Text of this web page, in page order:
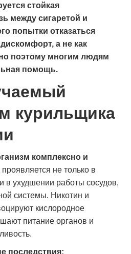
стойкая
между сигаретой и
попытки отказаться
а не как
поэтому многим людям
помощь.
курильщика
комплексно и
не только в
в ухудшении работы сосудов,
системы. Никотин и
кислородное
питание органов и
последствия: